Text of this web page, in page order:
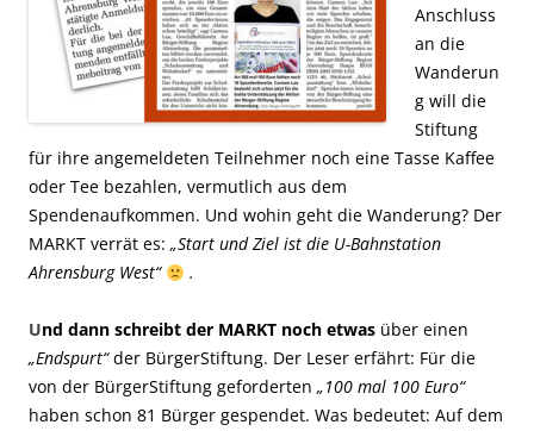
Anschluss
an die
Wanderun
g will die
Stiftung
für ihre angemeldeten Teilnehmer noch eine Tasse Kaffee
oder Tee bezahlen, vermutlich aus dem
Spendenaufkommen. Und wohin geht die Wanderung? Der
MARKT verrät es: „Start und Ziel ist die U-Bahnstation
Ahrensburg West“
.
Und dann schreibt der MARKT noch etwas über einen
„Endspurt“der BürgerStiftung. Der Leser erfährt: Für die
von der BürgerStiftung geforderten „100 mal 100 Euro“
haben schon 81 Bürger gespendet. Was bedeutet: Auf dem